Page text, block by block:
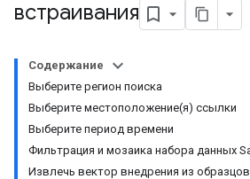
встраивания
Содержание
Выберите регион поиска
Выберите местоположение(я) ссылки
Выберите период времени
Фильтрация и мозаика набора данных
Извлечь вектор внедрения из образцов